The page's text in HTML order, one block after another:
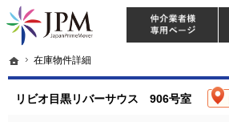
ホーム
在庫物件詳細
東京・神奈川・埼玉・千葉のリノベーション住宅
【物件買取強化中！】リノベーション住宅・不動産
リビオ目黒リバーサウス 906号室
ホーム
在庫物件詳細